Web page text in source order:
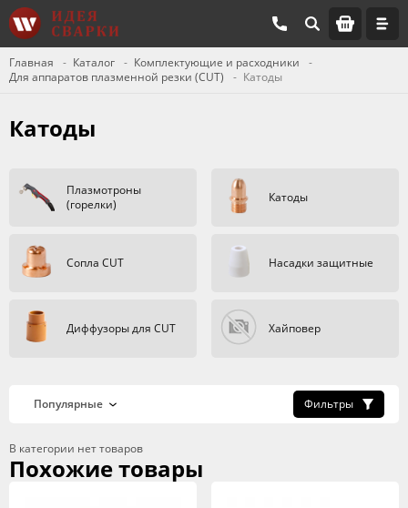
Главная Каталог
Комплектующие и расходники
Для аппаратов плазменной резки (CUT)
Катоды
Катоды
Плазмотроны
(горелки)
Катоды
Сопла CUT Насадки защитные
Диффузоры для CUT Хайповер
Фильтры
В категории нет товаров
Похожие товары